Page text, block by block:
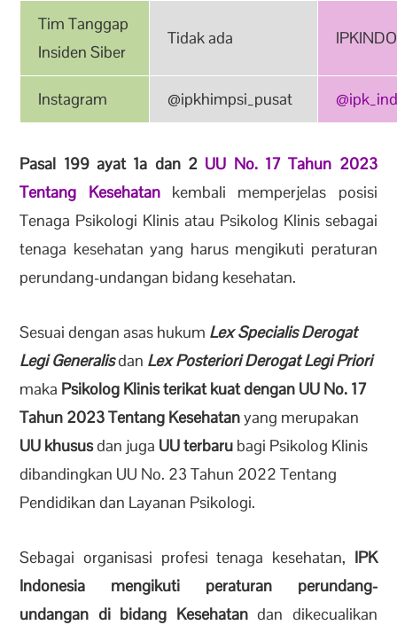
Tim Tanggap
Insiden Siber
Tidak ada
Instagram @ipkhimpsi_pusat
Pasal 199 ayat 1a dan 2 UU No. 17 Tahun 2023
Tentang Kesehatan
kembali memperjelas posisi
Tenaga Psikologi Klinis atau Psikolog Klinis sebagai
tenaga kesehatan yang harus mengikuti peraturan
perundang-undangan bidang kesehatan.
Sesuai dengan asas hukum Lex Specialis Derogat
Legi Generalisdan Lex Posteriori Derogat Legi Priori
maka Psikolog Klinis terikat kuat dengan UU No. 17
Tahun 2023 Tentang Kesehatanyang merupakan
UU khususdan juga UU terbaru bagi Psikolog Klinis
dibandingkan UU No. 23 Tahun 2022 Tentang
Pendidikan dan Layanan Psikologi.
Sebagai organisasi profesi tenaga kesehatan, IPK
Indonesia mengikuti peraturan perundang-
undangan di bidang Kesehatandan dikecualikan